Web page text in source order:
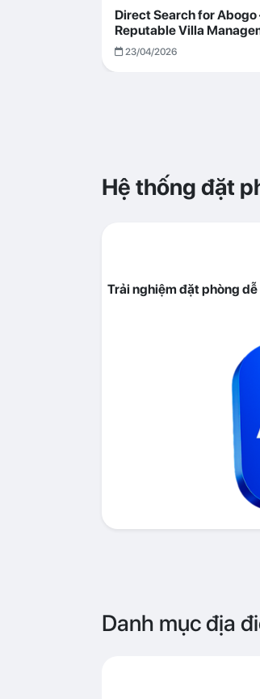
Direct Search for Abogo
Reputable Villa
with Transparent and
Operations
23/04/2026
Hệ thống đặt
Trải nghiệm đặt phòng
Danh mục địa